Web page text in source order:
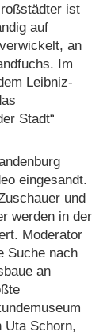
ist
auf
an
Im
Leibniz-
Stadt“
eingesandt.
und
werden in der
Moderator
Suche nach
an
Uta Schorn,